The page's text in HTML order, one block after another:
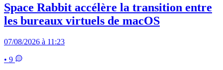
Space Rabbit accélère la transition entre
les bureaux virtuels de macOS
07/08/2026 à 11:23
• 9